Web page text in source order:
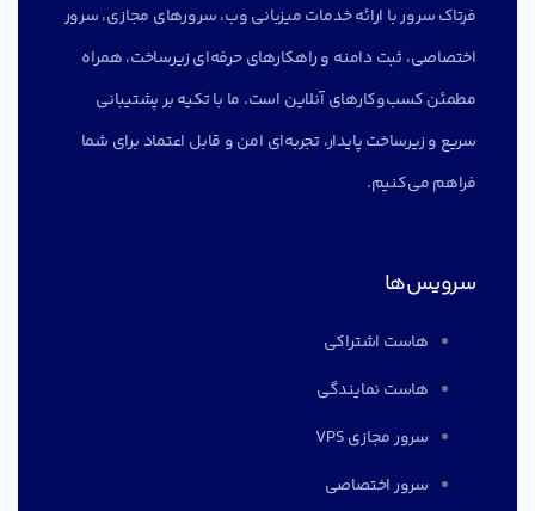
فرتاک سرور با ارائه خدمات میزبانی وب، سرورهای مجازی، سرور
اختصاصی، ثبت دامنه و راهکارهای حرفه‌ای زیرساخت، همراه
مطمئن کسب‌وکارهای آنلاین است. ما با تکیه بر پشتیبانی
سریع و زیرساخت پایدار، تجربه‌ای امن و قابل اعتماد برای شما
فراهم می‌کنیم.
سرویس‌ها
هاست اشتراکی
هاست نمایندگی
سرور مجازی VPS
سرور اختصاصی